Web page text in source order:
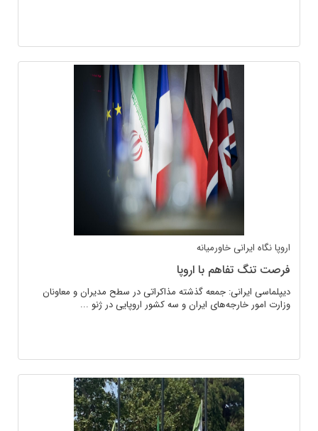
اروپانگاه ایرانی خاورمیانه
فرصت تنگ تفاهم با اروپا
دیپلماسی ایرانی: جمعه گذشته مذاکراتی در سطح مدیران و معاونان
وزارت امور خارجه‌های ایران و سه کشور اروپایی در ژنو ...